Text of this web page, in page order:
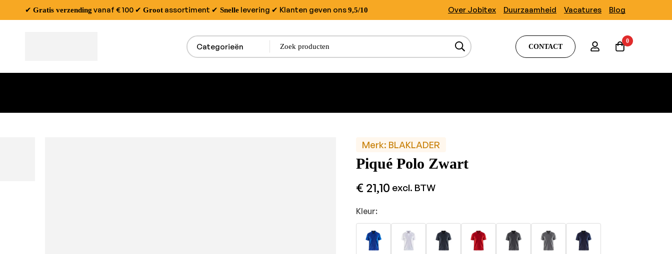
✔ Gratis verzending vanaf € 100 ✔ Groot assortiment ✔ Snelle levering ✔ Klanten geven ons9,5/10 Over Jobitex Duurzaamheid Vacatures Blog
CONTACT
0
Merk: BLAKLADER
Piqué Polo Zwart
€ 21,10 excl. BTW
Kleur: